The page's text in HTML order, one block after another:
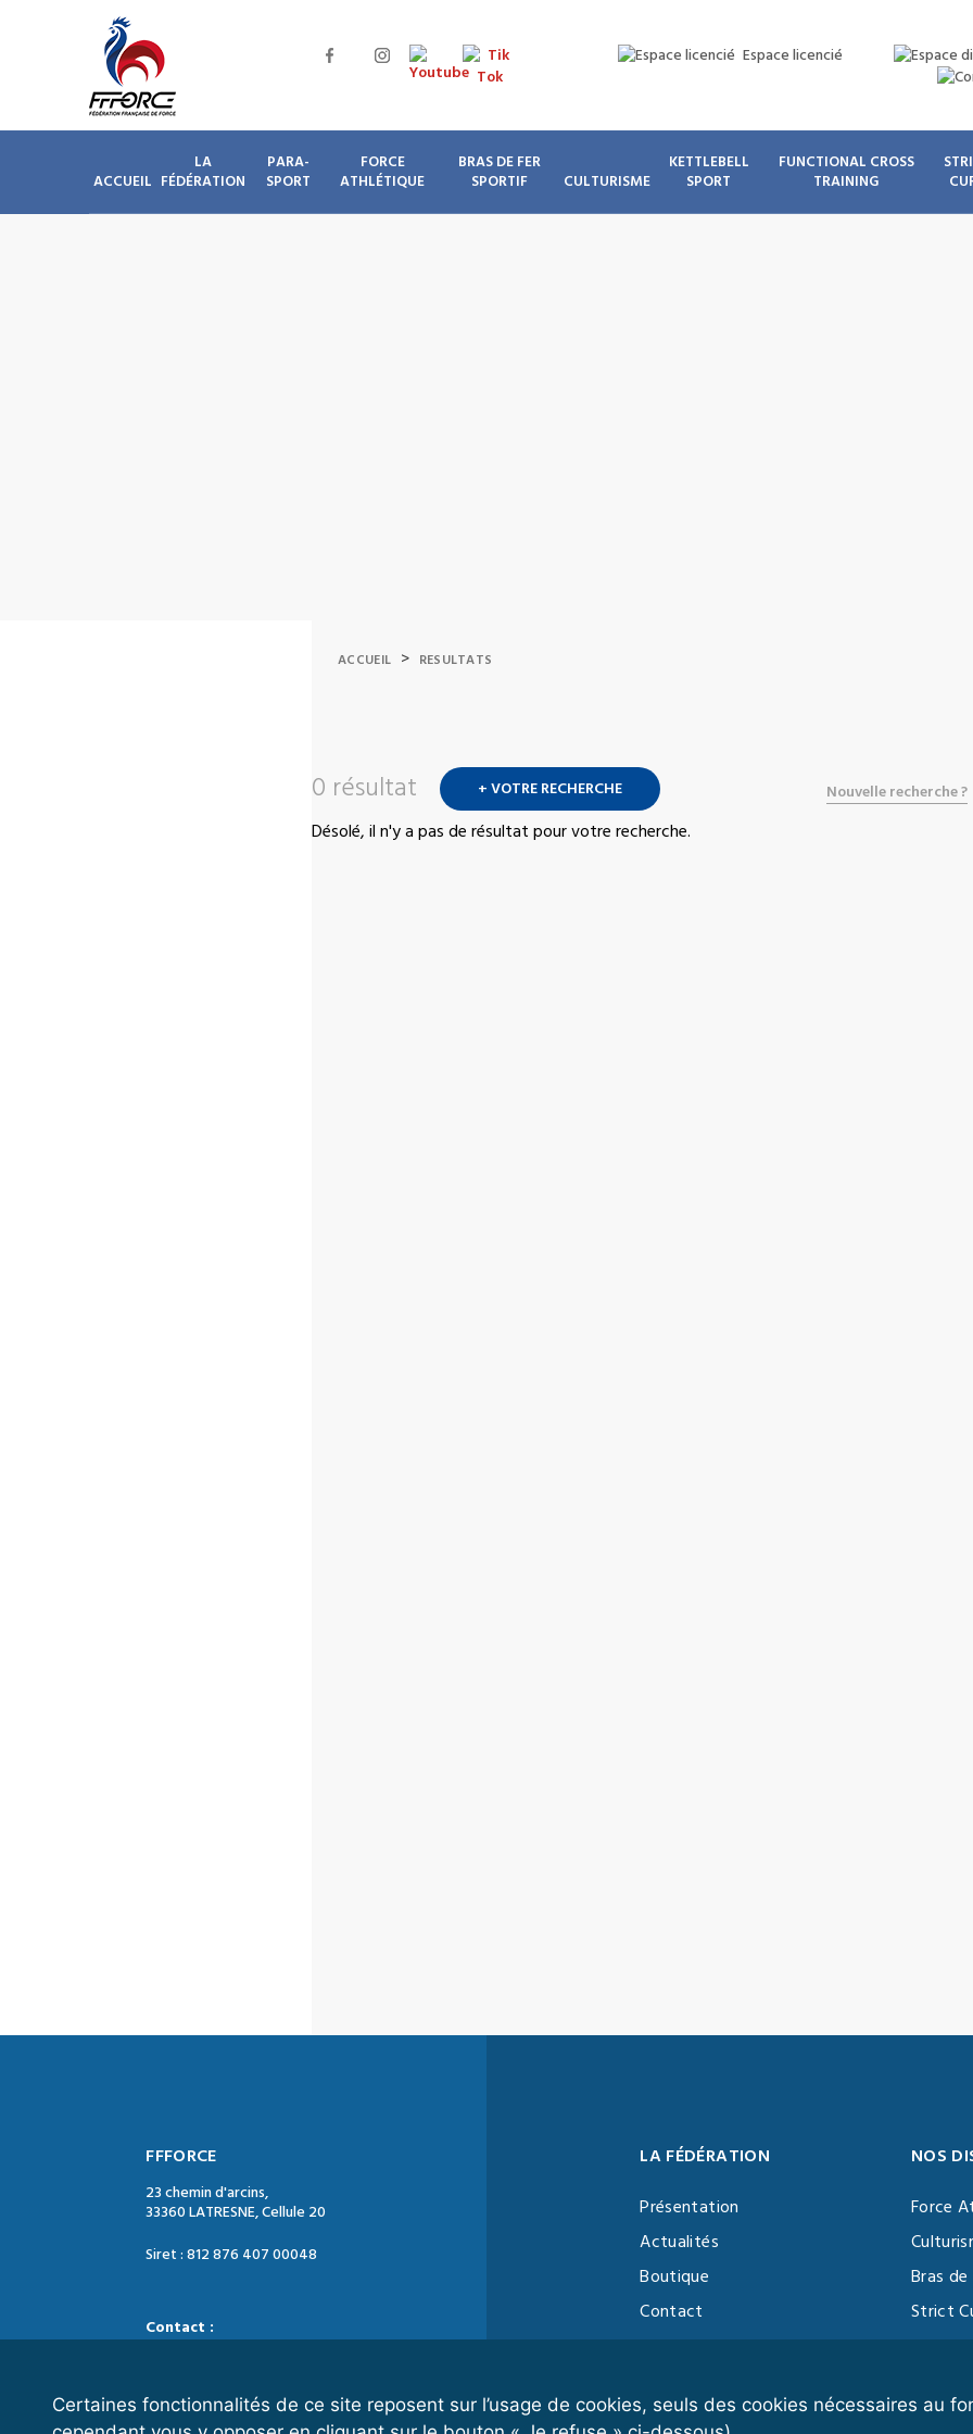
Certaines fonctionnalités de ce site reposent sur l’usage de cookies, seuls des cookies nécessaires au
Espace licencié
ACCUEIL
LA
FÉDÉRATION
PARA-
SPORT
FORCE
ATHLÉTIQUE
BRAS DE FER
SPORTIF
CULTURISME
KETTLEBELL
SPORT
FUNCTIONAL CROSS
TRAINING
ACCUEIL > RESULTATS
0 résultat + VOTRE RECHERCHE Nouvelle recherche ?
Désolé, il n'y a pas de résultat pour votre recherche.
FFFORCE
23 chemin d'arcins,
33360 LATRESNE, Cellule 20
Siret : 812 876 407 00048
Contact :
LA FÉDÉRATION
Présentation
Actualités
Boutique
Contact
Vidéothèque
NOS
Force
Bras
Strict